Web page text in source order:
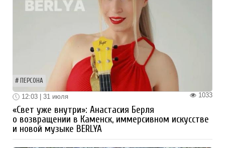
ПЕРСОНА
1033
12:03 | 31 июля
«Свет уже внутри»: Анастасия Берля
о возвращении в Каменск, иммерсивном искусстве
и новой музыке BERLYA